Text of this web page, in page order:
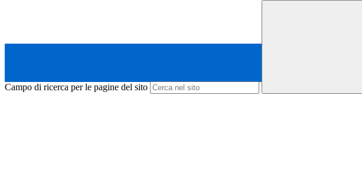
Campo di ricerca per le pagine del sito